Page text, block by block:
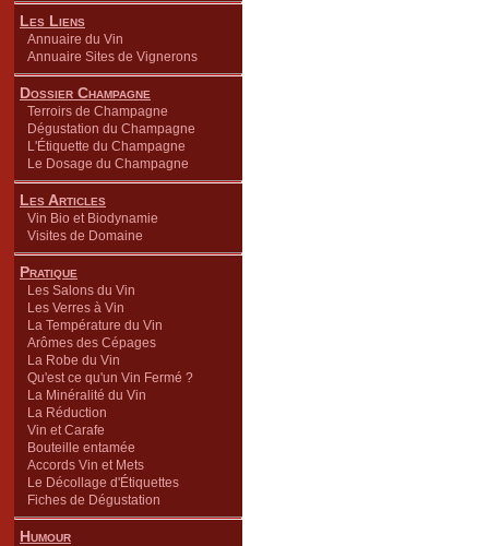
Les Liens
Annuaire du Vin
Annuaire Sites de Vignerons
Dossier Champagne
Terroirs de Champagne
Dégustation du Champagne
L'Étiquette du Champagne
Le Dosage du Champagne
Les Articles
Vin Bio et Biodynamie
Visites de Domaine
Pratique
Les Salons du Vin
Les Verres à Vin
La Température du Vin
Arômes des Cépages
La Robe du Vin
Qu'est ce qu'un Vin Fermé ?
La Minéralité du Vin
La Réduction
Vin et Carafe
Bouteille entamée
Accords Vin et Mets
Le Décollage d'Étiquettes
Fiches de Dégustation
Humour